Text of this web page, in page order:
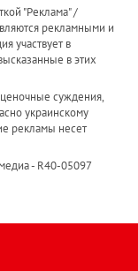
"Реклама" /
рекламными и
участвует в
в этих
суждения,
украинскому
рекламы несет
- R40-05097